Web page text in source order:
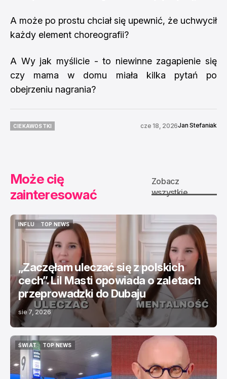
A może po prostu chciał się upewnić, że uchwycił
każdy element choreografii?
A Wy jak myślicie - to niewinne zagapienie się
czy mama w domu miała kilka pytań po
obejrzeniu nagrania?
CIEKAWOSTKI
cze 18, 2026Jan Stefaniak
Może cię
zainteresować
Zobacz
wszystkie
INFLU
INFLU
TOP NEWS
TOP NEWS
„Zaczęłam uleczać się z polskich
cech”. Lil Masti opowiada o zaletach
przeprowadzki do Dubaju
sie 7, 2026
ŚWIAT
ŚWIAT
TOP NEWS